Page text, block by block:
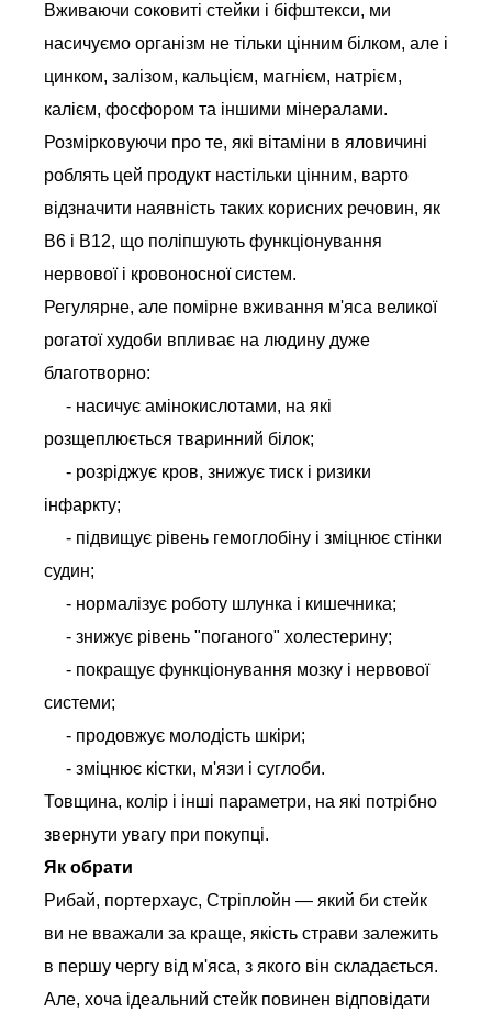
Вживаючи соковиті стейки і біфштекси, ми
насичуємо організм не тільки цінним білком, але і
цинком, залізом, кальцієм, магнієм, натрієм,
калієм, фосфором та іншими мінералами.
Розмірковуючи про те, які вітаміни в яловичині
роблять цей продукт настільки цінним, варто
відзначити наявність таких корисних речовин, як
В6 і В12, що поліпшують функціонування
нервової і кровоносної систем.
Регулярне, але помірне вживання м'яса великої
рогатої худоби впливає на людину дуже
благотворно:
- насичує амінокислотами, на які
розщеплюється тваринний білок;
- розріджує кров, знижує тиск і ризики
інфаркту;
- підвищує рівень гемоглобіну і зміцнює стінки
судин;
- нормалізує роботу шлунка і кишечника;
- знижує рівень "поганого" холестерину;
- покращує функціонування мозку і нервової
системи;
- продовжує молодість шкіри;
- зміцнює кістки, м'язи і суглоби.
Товщина, колір і інші параметри, на які потрібно
звернути увагу при покупці.
Як обрати
Рибай, портерхаус, Стріплойн — який би стейк
ви не вважали за краще, якість страви залежить
в першу чергу від м'яса, з якого він складається.
Але, хоча ідеальний стейк повинен відповідати